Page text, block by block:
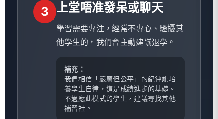
3 上堂唔准發呆或聊天
學習需要專注，經常不專心、騷擾其
他學生的，我們會主動建議退學。
補充：
我們相信「嚴厲但公平」的紀律能培
養學生自律，這是成績進步的基礎。
不適應此模式的學生，建議尋找其他
補習社。